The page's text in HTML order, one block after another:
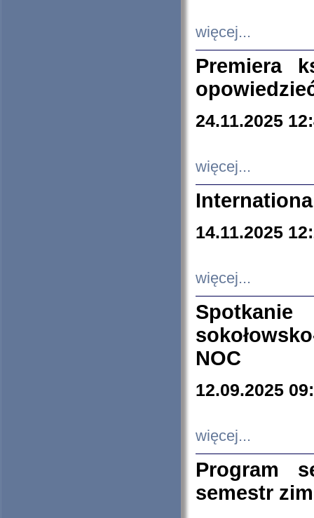
więcej...
Premiera
24.11.2025
więcej...
14.11.2025
więcej...
NOC
12.09.2025
więcej...
Program
semestr